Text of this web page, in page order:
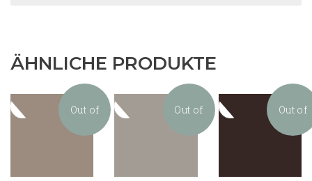
ÄHNLICHE PRODUKTE
Out of Out of Out of